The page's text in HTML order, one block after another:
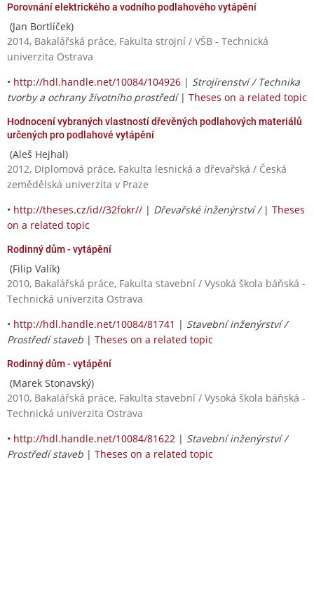
Porovnání elektrického a vodního podlahového vytápění
(Jan Bortlíček)
2014, Bakalářská práce, Fakulta strojní / VŠB - Technická
univerzita Ostrava
• http://hdl.handle.net/10084/104926 | Strojírenství / Technika
tvorby a ochrany životního prostředí| Theses on a related topic
Hodnocení vybraných vlastností dřevěných podlahových materiálů
určených pro podlahové vytápění
(Aleš Hejhal)
2012, Diplomová práce, Fakulta lesnická a dřevařská / Česká
zemědělská univerzita v Praze
• http://theses.cz/id//32fokr// | Dřevařské inženýrství / | Theses
on a related topic
Rodinný dům - vytápění
(Filip Valík)
2010, Bakalářská práce, Fakulta stavební / Vysoká škola báňská -
Technická univerzita Ostrava
• http://hdl.handle.net/10084/81741 | Stavební inženýrství /
Prostředí staveb | Theses on a related topic
Rodinný dům - vytápění
(Marek Stonavský)
2010, Bakalářská práce, Fakulta stavební / Vysoká škola báňská -
Technická univerzita Ostrava
• http://hdl.handle.net/10084/81622 | Stavební inženýrství /
Prostředí staveb | Theses on a related topic